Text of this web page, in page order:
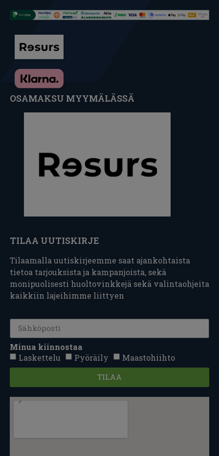
OSAMAKSU MYYMÄLÄSSÄ
TILAA UUTISKIRJE
Tilaamalla uutiskirjeemme saat ajankohtaista
tietoa tarjouksista ja kampanjoista, sekä
monipuolisesti huoltovinkkejä sekä valintaohjeita
kaikkiin lajeihimme liittyen
Minua kiinnostaa
Laskettelu
Pyöräily Maastohiihto
TILAA